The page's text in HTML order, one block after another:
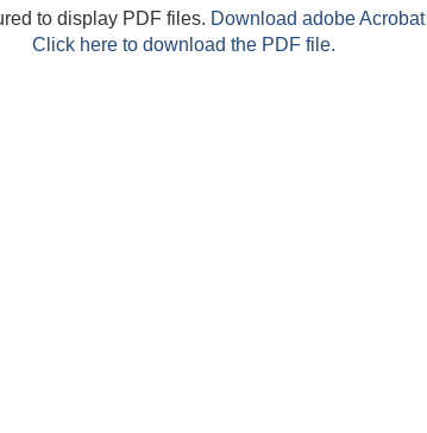
to display PDF files. Download adobe Acrobat
Click here to download the PDF file.